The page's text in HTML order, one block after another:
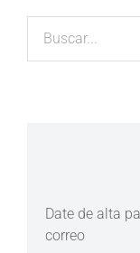
Date de alta
correo